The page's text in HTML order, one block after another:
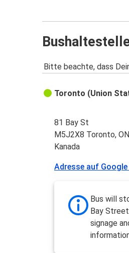
Bitte beachte, dass
Toronto (Union
81 Bay St
M5J2X8 Toronto, ON
Kanada
Adresse auf
Bus will
Bay
signage